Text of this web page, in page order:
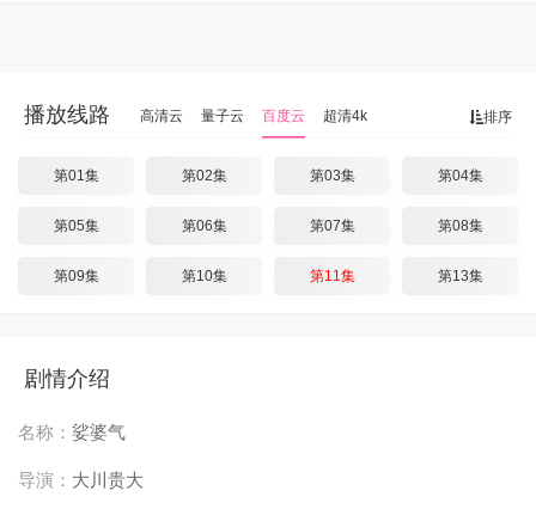
排序
播放线路 高清云 量子云 百度云 超清4k
第01集 第02集 第03集 第04集
第05集 第06集 第07集 第08集
第09集 第10集 第11集 第13集
剧情介绍
名称： 娑婆气
导演： 大川贵大